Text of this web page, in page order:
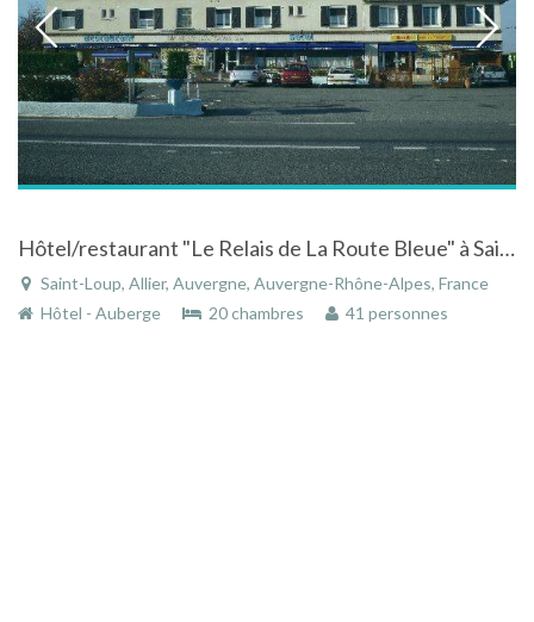
Hôtel/restaurant "Le Relais de La Route Bleue" à Saint loup en Auvergne
Saint-Loup, Allier, Auvergne, Auvergne-Rhône-Alpes, France
Hôtel - Auberge
20 chambres 41 personnes